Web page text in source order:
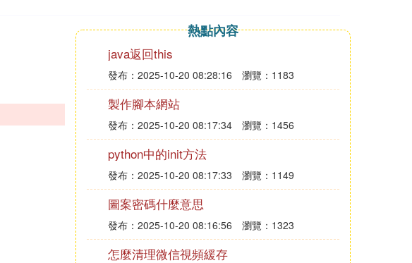
熱點內容
java返回this
發布：2025-10-20 08:28:16 瀏覽：1183
製作腳本網站
發布：2025-10-20 08:17:34 瀏覽：1456
python中的init方法
發布：2025-10-20 08:17:33 瀏覽：1149
圖案密碼什麼意思
發布：2025-10-20 08:16:56 瀏覽：1323
怎麼清理微信視頻緩存